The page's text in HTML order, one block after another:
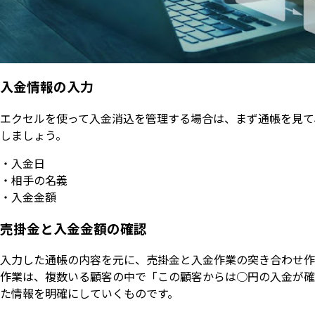
入金情報の入力
エクセルを使って入金消込を管理する場合は、まず通帳を見
しましょう。
・入金日
・相手の名義
・入金金額
売掛金と入金金額の確認
入力した通帳の内容を元に、売掛金と入金作業の突き合わせ
作業は、複数いる顧客の中で「この顧客からは○円の入金が
た情報を明確にしていくものです。